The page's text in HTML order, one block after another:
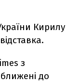
Кирилу
з
до